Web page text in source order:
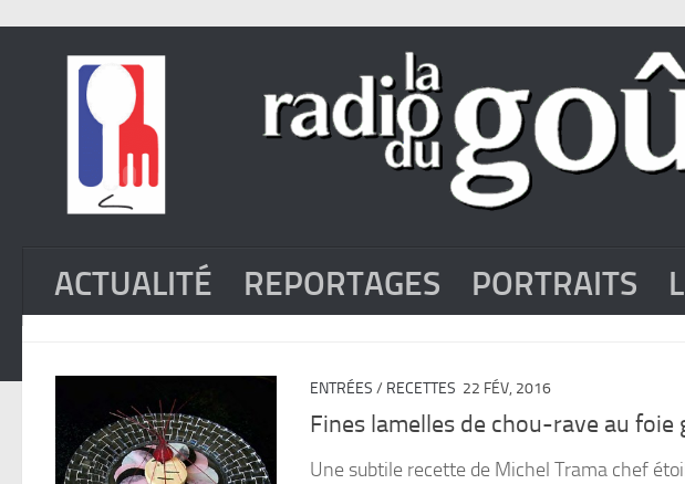
ACTUALITÉ REPORTAGES PORTRAITS
ENTRÉES / RECETTES 22 FÉV, 2016
Fines lamelles de chou-rave au
Une subtile recette de Michel Trama chef